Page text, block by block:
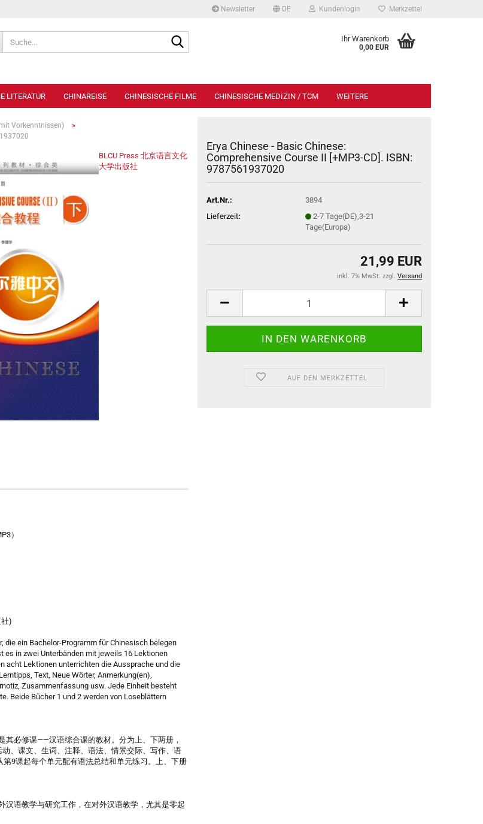
Newsletter DE Kundenlogin Merkzettel
Ihr Warenkorb
0,00 EUR
LITERATUR CHINAREISE CHINESISCHE FILME CHINESISCHE MEDIZIN / TCM WEITERE
Vorkenntnissen) »
BLCU Press 北京语言文化
大学出版社
Erya Chinese - Basic Chinese:
Comprehensive Course II [+MP3-CD]. ISBN:
9787561937020
Art.Nr.:
3894
Lieferzeit:
2-7 Tage(DE),3-21
Tage(Europa)
21,99 EUR
inkl. 7% MwSt. zzgl. Versand
AUF DEN MERKZETTEL
）
)
die ein Bachelor-Programm für Chinesisch belegen
in zwei Unterbänden mit jeweils 16 Lektionen
acht Lektionen unterrichten die Aussprache und die
Text, Neue Wörter, Anmerkung(en),
Zusammenfassung usw. Jede Einheit besteht
Beide Bücher 1 und 2 werden von Loseblättern
其必修课——汉语综合课的教材。分为上、下两册，
、课文、生词、注释、语法、情景交际、写作、语
9课起每个单元配有语法总结和单元练习。上、下册
语教学与研究工作，在对外汉语教学，尤其是零起